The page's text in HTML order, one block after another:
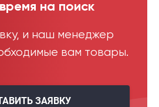
на поиск
и наш менеджер
вам товары.
ЗАЯВКУ